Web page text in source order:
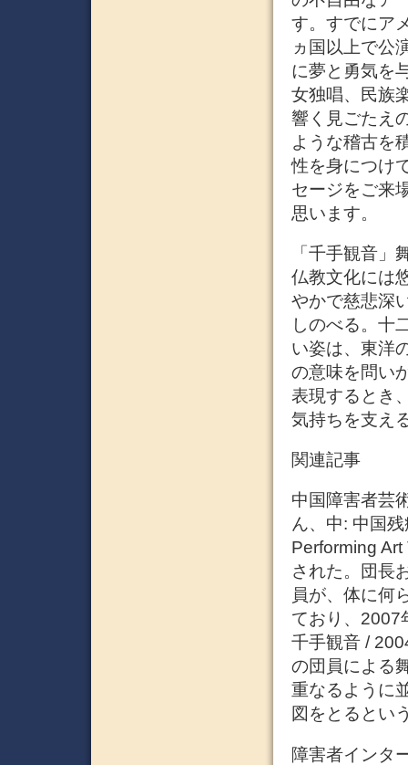
す。すでにア
ヵ国以上で公
に夢と勇気を
女独唱、民族
響く見ごたえ
ような稽古を
性を身につけ
セージをご来
思います。
「千手観音
仏教文化には
やかで慈悲深
しのべる。十
い姿は、東洋
の意味を問い
表現するとき
気持ちを支え
関連記事
中国障害者芸
ん、中: 中国
Performing
された。団長
員が、体に何
ており、2007
千手観音 /
の団員による
重なるように
図をとるとい
障害者インタ